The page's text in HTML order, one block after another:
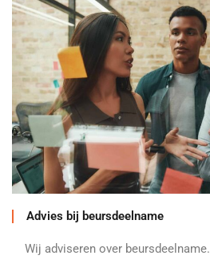
Advies bij beursdeelname
Wij adviseren over beursdeelname.